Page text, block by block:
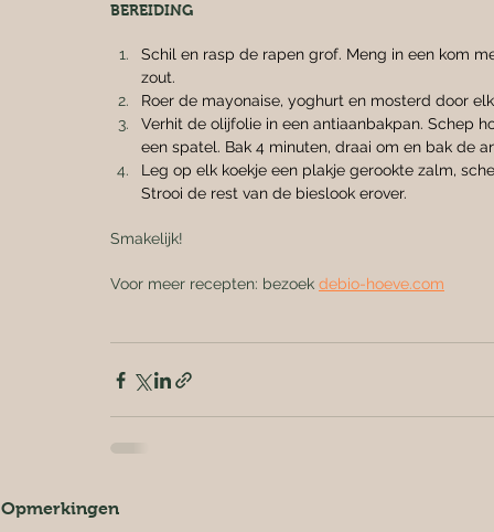
BEREIDING
Schil en rasp de rapen grof. Meng in een kom
zout.
Roer de mayonaise, yoghurt en mosterd door
Verhit de olijfolie in een antiaanbakpan. Schep
een spatel. Bak 4 minuten, draai om en bak de
Leg op elk koekje een plakje gerookte zalm,
Strooi de rest van de bieslook erover.
Smakelijk!
Voor meer recepten: bezoek debio-hoeve.com
Opmerkingen